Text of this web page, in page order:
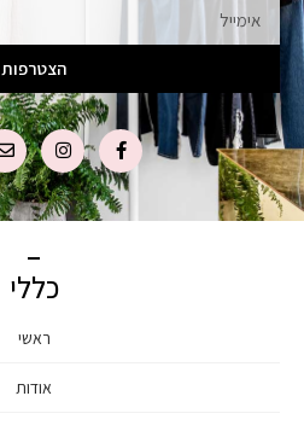
הצטרפות
כללי
ראשי
אודות